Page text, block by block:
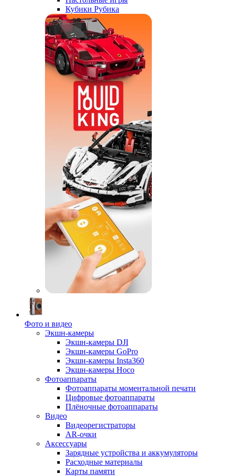
Кубики Рубика
Фото и видео
Экшн-камеры
Экшн-камеры DJI
Экшн-камеры GoPro
Экшн-камеры Insta360
Экшн-камеры Hoco
Фотоаппараты
Фотоаппараты моментальной печати
Цифровые фотоаппараты
Плёночные фотоаппараты
Видео
Видеорегистраторы
AR-очки
Аксессуары
Зарядные устройства и аккумуляторы
Расходные материалы
Карты памяти